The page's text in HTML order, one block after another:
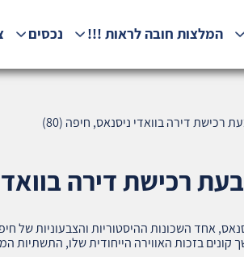
חיפה
המלצות חובה לראות !!! נכסים
רכישת דירה בוואדי ניסנאס, חיפה (80)
רכישת דירה בוואדי
אחד השכונות ההיסטוריות והצבעוניות של
קונים בזכות האווירה הייחודית שלו, התשתיות